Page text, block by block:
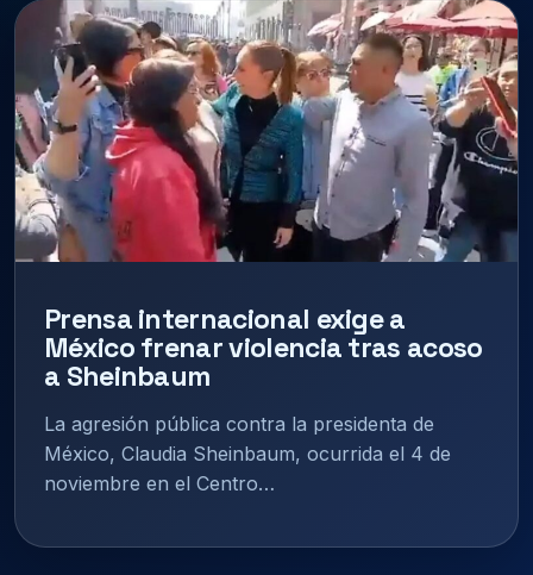
Prensa internacional exige a
México frenar violencia tras acoso
a Sheinbaum
La agresión pública contra la presidenta de
México, Claudia Sheinbaum, ocurrida el 4 de
noviembre en el Centro…